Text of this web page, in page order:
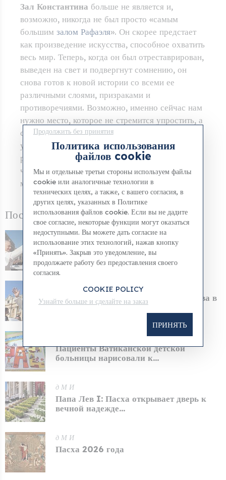
Зал Константина больше не является и,
возможно, никогда не был просто «самым
большим залом Рафаэля». Он скорее предстает
как произведение искусства, способное охватить
весь мир. Теперь, когда он был отреставрирован,
выведен на свет и подвергнут сомнению, он
снова готов к новой истории со всеми ее
различными слоями, призраками и
противоречиями. Возможно, именно сейчас нам
нужно место, которое не стремится упростить, а
скорее усложнить. Усилие, которое не дает
утешения, а требует размышлений. Фреска,
рассказывающая об истории, напоминает нам,
что настоящее, как и само искусство, имеет
много слоев, значений и точек зрения.
Последние новости
д М И
Ватикан обнародовал программу
пастырского визита П...
Объявлен маршрут визита Папы Льва в
Неаполь и Помп...
Пациенты Ватиканской детской
больницы нарисовали к...
д М И
Папа Лев I: Пасха открывает дверь к
вечной надежде...
д М И
Пасха 2026 года
Продолжить без принятия
Политика использования
файлов cookie
Мы и отдельные третьи стороны используем файлы
cookie или аналогичные технологии в
технических целях, а также, с вашего согласия, в
других целях, указанных в Политике
использования файлов cookie. Если вы не дадите
свое согласие, некоторые функции могут оказаться
недоступными. Вы можете дать согласие на
использование этих технологий, нажав кнопку
«Принять». Закрыв это уведомление, вы
продолжаете работу без предоставления своего
согласия.
COOKIE POLICY
Узнайте больше и сделайте на заказ
ПРИНЯТЬ